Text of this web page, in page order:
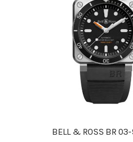
BELL & ROSS BR